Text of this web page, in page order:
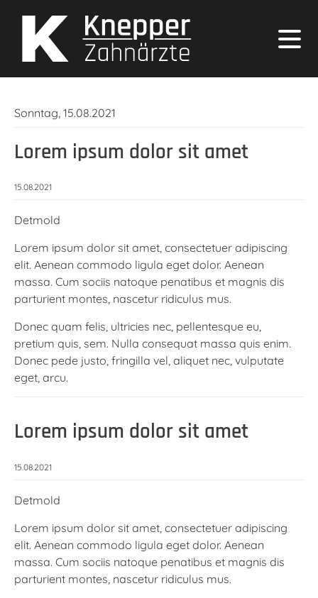
Sonntag, 15.08.2021
Lorem ipsum dolor sit amet
15.08.2021
Detmold
Lorem ipsum dolor sit amet, consectetuer adipiscing
elit. Aenean commodo ligula eget dolor. Aenean
massa. Cum sociis natoque penatibus et magnis dis
parturient montes, nascetur ridiculus mus.
Donec quam felis, ultricies nec, pellentesque eu,
pretium quis, sem. Nulla consequat massa quis enim.
Donec pede justo, fringilla vel, aliquet nec, vulputate
eget, arcu.
Lorem ipsum dolor sit amet
15.08.2021
Detmold
Lorem ipsum dolor sit amet, consectetuer adipiscing
elit. Aenean commodo ligula eget dolor. Aenean
massa. Cum sociis natoque penatibus et magnis dis
parturient montes, nascetur ridiculus mus.